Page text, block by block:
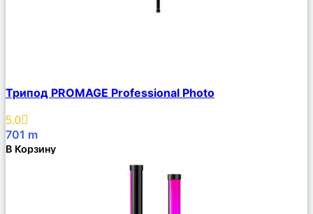
Описание
Избранное
Трипод PROMAGE Professional Photo
5.0
701 m
В Корзину